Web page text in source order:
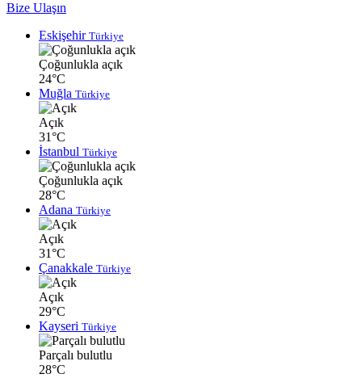
Bize Ulaşın
Eskişehir Türkiye
Çoğunlukla açık
24°C
Muğla Türkiye
Açık
31°C
İstanbul Türkiye
Çoğunlukla açık
28°C
Adana Türkiye
Açık
31°C
Çanakkale Türkiye
Açık
29°C
Kayseri Türkiye
Parçalı bulutlu
28°C